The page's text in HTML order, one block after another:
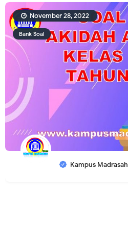
Bank Soal
Kampus Madrasah
November 28, 2022